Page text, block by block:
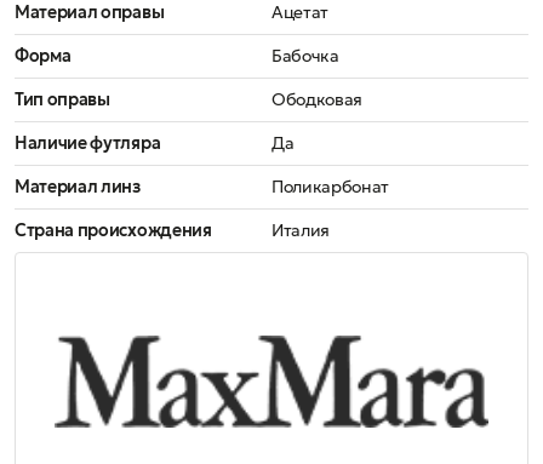
Материал оправы
Ацетат
Форма
Бабочка
Тип оправы
Ободковая
Наличие футляра
Да
Материал линз
Поликарбонат
Страна происхождения
Италия